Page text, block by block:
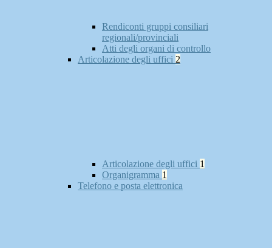
Rendiconti gruppi consiliari
regionali/provinciali
Atti degli organi di controllo
Articolazione degli uffici 2
Articolazione degli uffici 1
Organigramma 1
Telefono e posta elettronica